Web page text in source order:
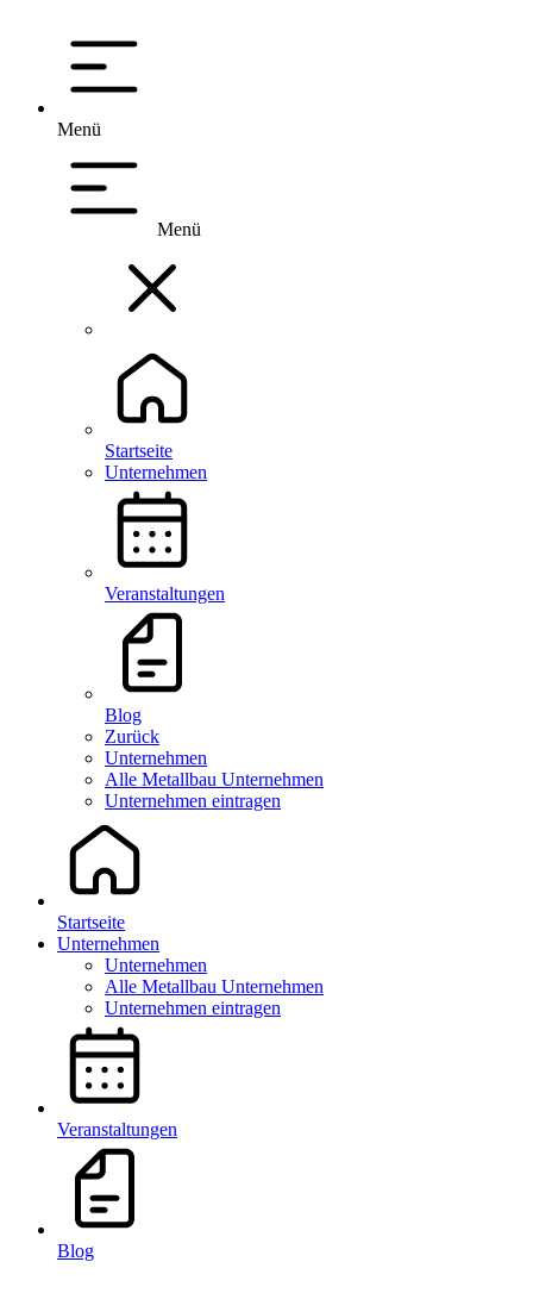
Menü
Menü
Startseite
Unternehmen
Veranstaltungen
Blog
Zurück
Unternehmen
Alle Metallbau Unternehmen
Unternehmen eintragen
Startseite
Unternehmen
Unternehmen
Alle Metallbau Unternehmen
Unternehmen eintragen
Veranstaltungen
Blog